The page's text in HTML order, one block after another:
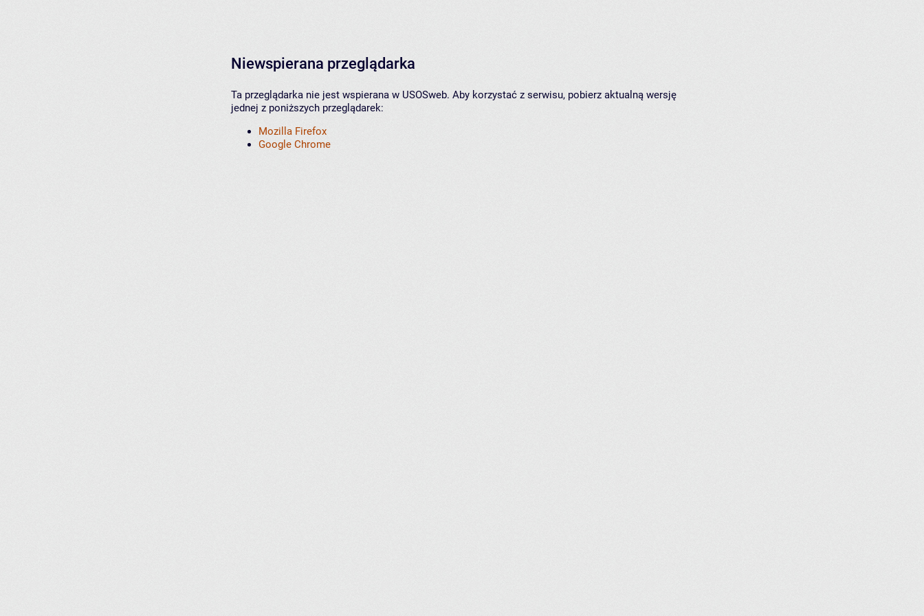
Niewspierana przeglądarka
Ta przeglądarka nie jest wspierana w USOSweb. Aby korzystać z serwisu, pobierz aktualną wersję
jednej z poniższych przeglądarek:
Mozilla Firefox
Google Chrome